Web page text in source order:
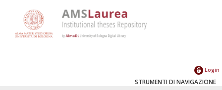
Login
STRUMENTI DI NAVIGAZIONE